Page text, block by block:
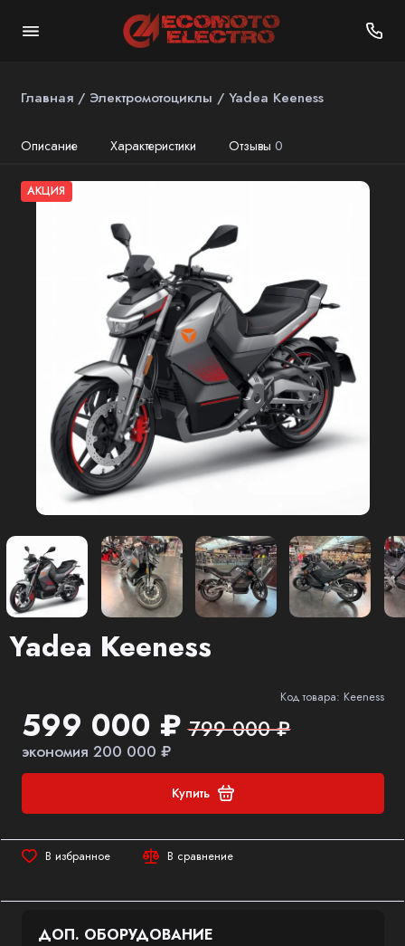
Главная Электромотоциклы Yadea Keeness
Описание Характеристики Отзывы 0
АКЦИЯ
Yadea Keeness
Код товара: Keeness
599 000 ₽ 799 000 ₽
экономия 200 000 ₽
Купить
В избранное В сравнение
ДОП. ОБОРУДОВАНИЕ